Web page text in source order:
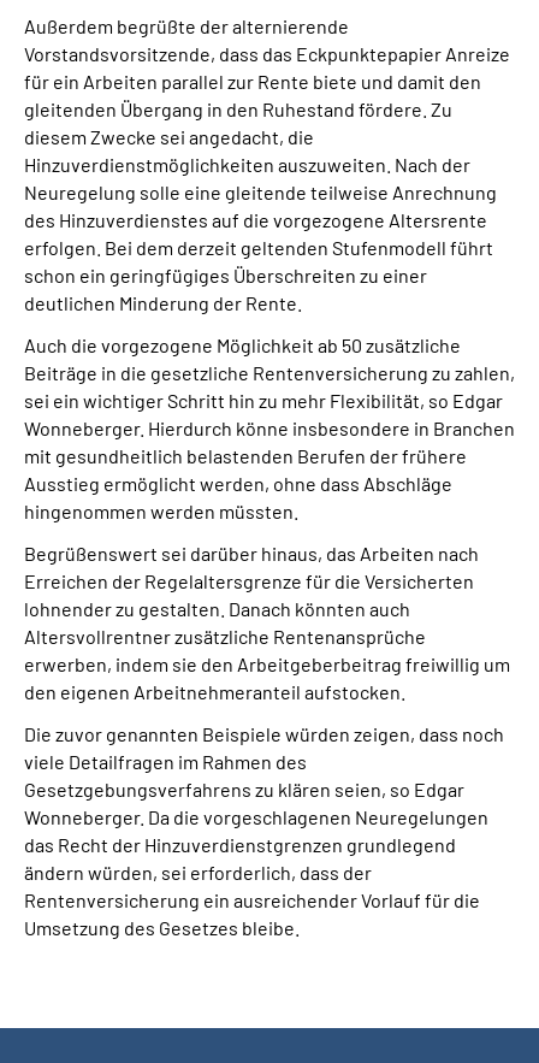
Außerdem begrüßte der alternierende
Vorstandsvorsitzende, dass das Eckpunktepapier Anreize
für ein Arbeiten parallel zur Rente biete und damit den
gleitenden Übergang in den Ruhestand fördere. Zu
diesem Zwecke sei angedacht, die
Hinzuverdienstmöglichkeiten auszuweiten. Nach der
Neuregelung solle eine gleitende teilweise Anrechnung
des Hinzuverdienstes auf die vorgezogene Altersrente
erfolgen. Bei dem derzeit geltenden Stufenmodell führt
schon ein geringfügiges Überschreiten zu einer
deutlichen Minderung der Rente.
Auch die vorgezogene Möglichkeit ab 50 zusätzliche
Beiträge in die gesetzliche Rentenversicherung zu zahlen,
sei ein wichtiger Schritt hin zu mehr Flexibilität, so Edgar
Wonneberger. Hierdurch könne insbesondere in Branchen
mit gesundheitlich belastenden Berufen der frühere
Ausstieg ermöglicht werden, ohne dass Abschläge
hingenommen werden müssten.
Begrüßenswert sei darüber hinaus, das Arbeiten nach
Erreichen der Regelaltersgrenze für die Versicherten
lohnender zu gestalten. Danach könnten auch
Altersvollrentner zusätzliche Rentenansprüche
erwerben, indem sie den Arbeitgeberbeitrag freiwillig um
den eigenen Arbeitnehmeranteil aufstocken.
Die zuvor genannten Beispiele würden zeigen, dass noch
viele Detailfragen im Rahmen des
Gesetzgebungsverfahrens zu klären seien, so Edgar
Wonneberger. Da die vorgeschlagenen Neuregelungen
das Recht der Hinzuverdienstgrenzen grundlegend
ändern würden, sei erforderlich, dass der
Rentenversicherung ein ausreichender Vorlauf für die
Umsetzung des Gesetzes bleibe.